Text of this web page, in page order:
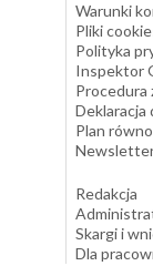
Warunki
Pliki
Polityka
Inspektor
Procedura
Deklaracja
Plan
Redakcja
Skargi i
Dla